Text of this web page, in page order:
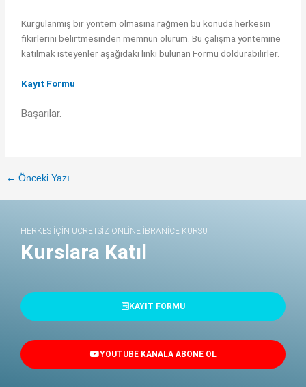
Kurgulanmış bir yöntem olmasına rağmen bu konuda herkesin
fikirlerini belirtmesinden memnun olurum. Bu çalışma yöntemine
katılmak isteyenler aşağıdaki linki bulunan Formu doldurabilirler.
Kayıt Formu
Başarılar.
← Önceki Yazı
HERKES İÇİN ÜCRETSİZ ONLİNE İBRANİCE KURSU
Kurslara Katıl
KAYIT FORMU
YOUTUBE KANALA ABONE OL